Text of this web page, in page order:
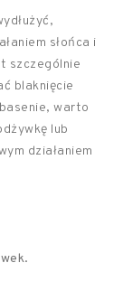
słońca i
szczególnie
blaknięcie
warto
lub
działaniem